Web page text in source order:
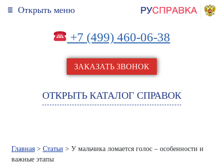
Открыть меню
ОТКРЫТЬ КАТАЛОГ СПРАВОК
+7 (499) 460-06-38
ЗАКАЗАТЬ ЗВОНОК
Главная> Статьи > У мальчика ломается голос – особенности и
важные этапы